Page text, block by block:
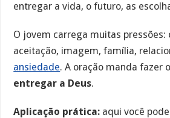
entregar a vida, o futuro, as
O jovem carrega muitas pressões:
aceitação, imagem, família,
ansiedade. A oração manda fazer
entregar a Deus.
Aplicação prática: aqui você